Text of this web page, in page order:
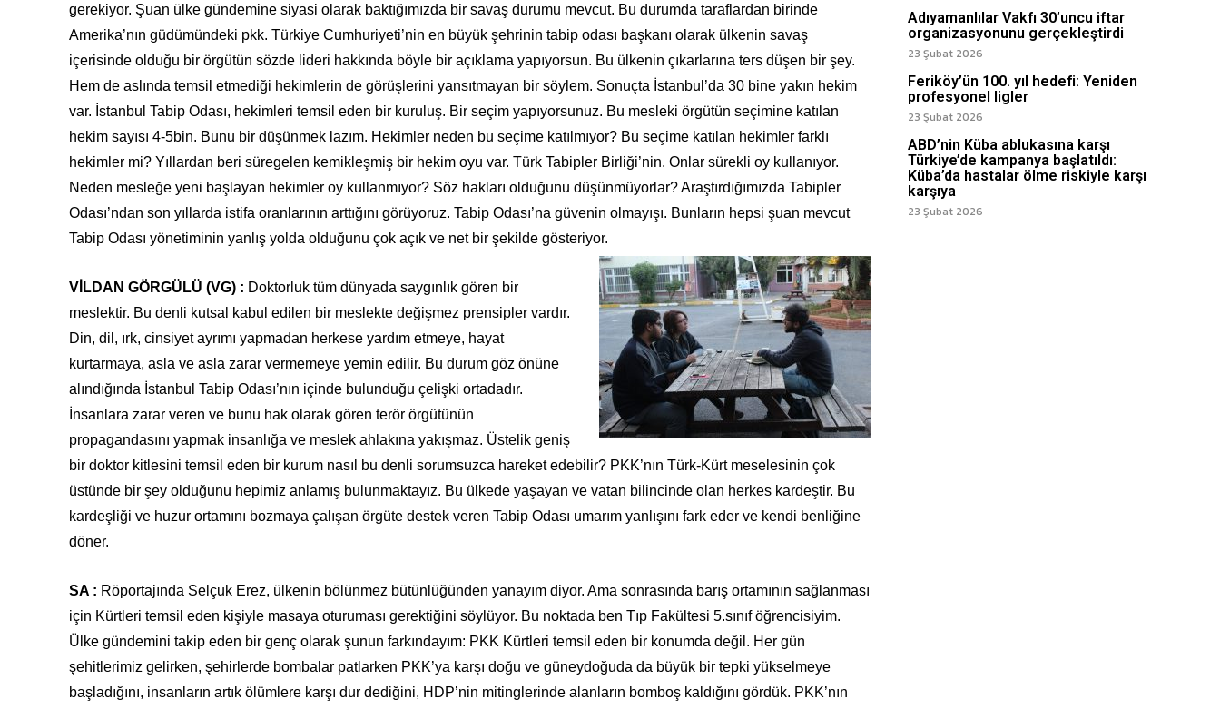
gerekiyor. Şuan ülke gündemine siyasi olarak baktığımızda bir savaş durumu mevcut. Bu durumda taraflardan birinde
Amerika’nın güdümündeki pkk. Türkiye Cumhuriyeti’nin en büyük şehrinin tabip odası başkanı olarak ülkenin savaş
içerisinde olduğu bir örgütün sözde lideri hakkında böyle bir açıklama yapıyorsun. Bu ülkenin çıkarlarına ters düşen bir şey.
Hem de aslında temsil etmediği hekimlerin de görüşlerini yansıtmayan bir söylem. Sonuçta İstanbul’da 30 bine yakın hekim
var. İstanbul Tabip Odası, hekimleri temsil eden bir kuruluş. Bir seçim yapıyorsunuz. Bu mesleki örgütün seçimine katılan
hekim sayısı 4-5bin. Bunu bir düşünmek lazım. Hekimler neden bu seçime katılmıyor? Bu seçime katılan hekimler farklı
hekimler mi? Yıllardan beri süregelen kemikleşmiş bir hekim oyu var. Türk Tabipler Birliği’nin. Onlar sürekli oy kullanıyor.
Neden mesleğe yeni başlayan hekimler oy kullanmıyor? Söz hakları olduğunu düşünmüyorlar? Araştırdığımızda Tabipler
Odası’ndan son yıllarda istifa oranlarının arttığını görüyoruz. Tabip Odası’na güvenin olmayışı. Bunların hepsi şuan mevcut
Tabip Odası yönetiminin yanlış yolda olduğunu çok açık ve net bir şekilde gösteriyor.
VİLDAN GÖRGÜLÜ (VG) : Doktorluk tüm dünyada saygınlık gören bir
meslektir. Bu denli kutsal kabul edilen bir meslekte değişmez prensipler vardır.
Din, dil, ırk, cinsiyet ayrımı yapmadan herkese yardım etmeye, hayat
kurtarmaya, asla ve asla zarar vermemeye yemin edilir. Bu durum göz önüne
alındığında İstanbul Tabip Odası’nın içinde bulunduğu çelişki ortadadır.
İnsanlara zarar veren ve bunu hak olarak gören terör örgütünün
propagandasını yapmak insanlığa ve meslek ahlakına yakışmaz. Üstelik geniş
bir doktor kitlesini temsil eden bir kurum nasıl bu denli sorumsuzca hareket edebilir? PKK’nın Türk-Kürt meselesinin çok
üstünde bir şey olduğunu hepimiz anlamış bulunmaktayız. Bu ülkede yaşayan ve vatan bilincinde olan herkes kardeştir. Bu
kardeşliği ve huzur ortamını bozmaya çalışan örgüte destek veren Tabip Odası umarım yanlışını fark eder ve kendi benliğine
döner.
SA : Röportajında Selçuk Erez, ülkenin bölünmez bütünlüğünden yanayım diyor. Ama sonrasında barış ortamının sağlanması
için Kürtleri temsil eden kişiyle masaya oturuması gerektiğini söylüyor. Bu noktada ben Tıp Fakültesi 5.sınıf öğrencisiyim.
Ülke gündemini takip eden bir genç olarak şunun farkındayım: PKK Kürtleri temsil eden bir konumda değil. Her gün
şehitlerimiz gelirken, şehirlerde bombalar patlarken PKK’ya karşı doğu ve güneydoğuda da büyük bir tepki yükselmeye
başladığını, insanların artık ölümlere karşı dur dediğini, HDP’nin mitinglerinde alanların bomboş kaldığını gördük. PKK’nın
Adıyamanlılar Vakfı 30’uncu iftar
organizasyonunu gerçekleştirdi
23 Şubat 2026
Feriköy’ün 100. yıl hedefi: Yeniden
profesyonel ligler
23 Şubat 2026
ABD’nin Küba ablukasına karşı
Türkiye’de kampanya başlatıldı:
Küba’da hastalar ölme riskiyle karşı
karşıya
23 Şubat 2026